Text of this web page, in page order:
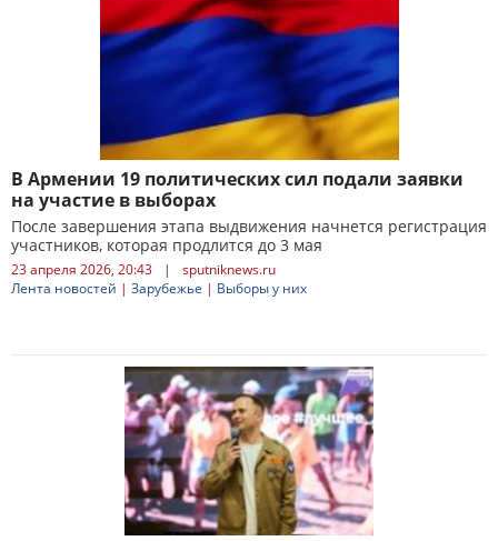
В Армении 19 политических сил подали заявки
на участие в выборах
После завершения этапа выдвижения начнется регистрация
участников, которая продлится до 3 мая
23 апреля 2026, 20:43 |
sputniknews.ru
Лента новостей | Зарубежье | Выборы у них